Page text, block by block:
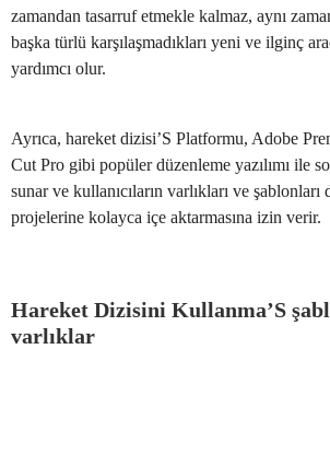
zamandan tasarruf etmekle kalmaz, aynı
başka türlü karşılaşmadıkları yeni ve ilginç
yardımcı olur.
Ayrıca, hareket dizisi’S Platformu, Adobe
Cut Pro gibi popüler düzenleme yazılımı ile
sunar ve kullanıcıların varlıkları ve
projelerine kolayca içe aktarmasına izin verir.
Hareket Dizisini Kullanma’S
varlıklar